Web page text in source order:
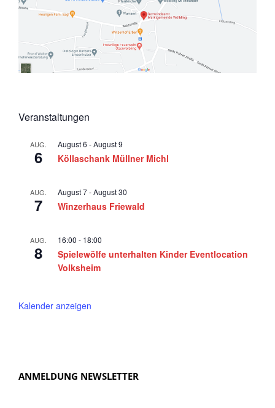
Veranstaltungen
AUG.
6
August 6 -August 9
Köllaschank Müllner Michl
AUG.
7
August 7-August 30
Winzerhaus Friewald
AUG.
8
16:00 - 18:00
Spielewölfe unterhalten Kinder Eventlocation
Volksheim
Kalender anzeigen
ANMELDUNG NEWSLETTER